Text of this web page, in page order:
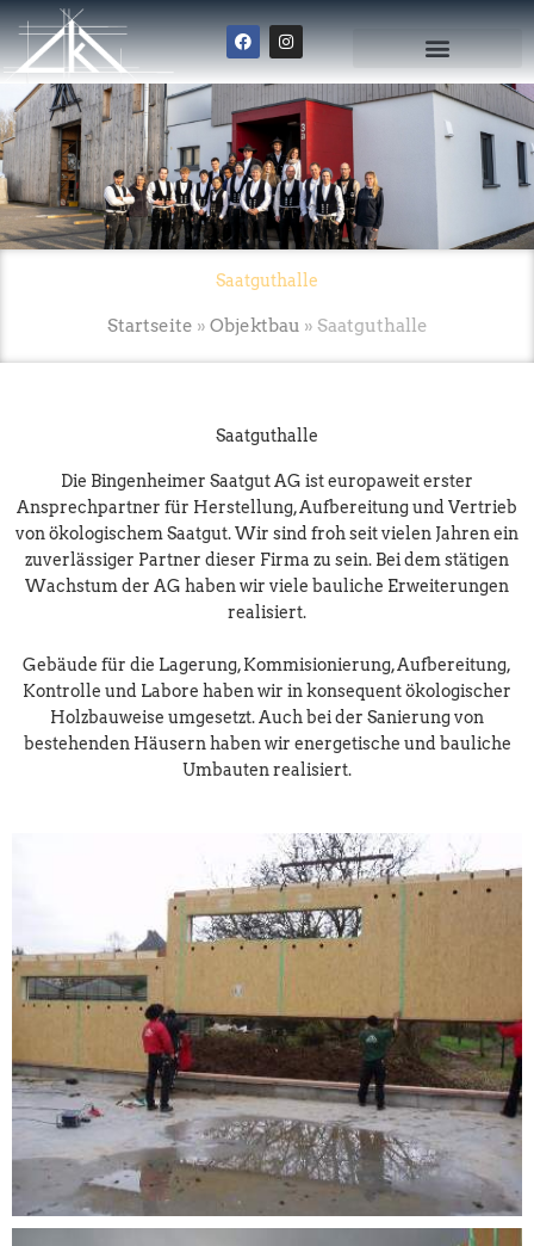
Zum
Inhalt
springen
F
a
c
e
o
o
k
I
n
s
t
a
g
a
m
Saatguthalle
Startseite » Objektbau » Saatguthalle
Saatguthalle
Die Bingenheimer Saatgut AG ist europaweit erster
Ansprechpartner für Herstellung, Aufbereitung und Vertrieb
von ökologischem Saatgut. Wir sind froh seit vielen Jahren ein
zuverlässiger Partner dieser Firma zu sein. Bei dem stätigen
Wachstum der AG haben wir viele bauliche Erweiterungen
realisiert.
Gebäude für die Lagerung, Kommisionierung, Aufbereitung,
Kontrolle und Labore haben wir in konsequent ökologischer
Holzbauweise umgesetzt. Auch bei der Sanierung von
bestehenden Häusern haben wir energetische und bauliche
Umbauten realisiert.